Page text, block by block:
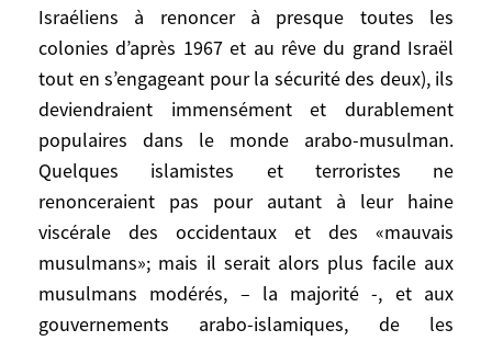
Israéliens à renoncer à presque toutes les
colonies d’après 1967 et au rêve du grand Israël
tout en s’engageant pour la sécurité des deux), ils
deviendraient immensément et durablement
populaires dans le monde arabo-musulman.
Quelques islamistes et terroristes ne
renonceraient pas pour autant à leur haine
viscérale des occidentaux et des «mauvais
musulmans»; mais il serait alors plus facile aux
musulmans modérés, – la majorité -, et aux
gouvernements arabo-islamiques, de les
d’améliorations sont à prévoir. Et pourtant
les Etats-Unis continuent dans le même
temps à fasciner, et il n’y a pas de fatalité
de l’antiaméricanisme! Par exemple, le
monde arabe, dans lequel
l’antiaméricanisme voire la haine des
Etats-Unis atteint aujourd’hui des
sommets, n’a aucune raison fondamentale
d’être aussi hostile, mise à part la
persistance de la tragédie palestinienne.
Parce que certains en avaient fait, à tort, la
seule cause des rapports difficiles